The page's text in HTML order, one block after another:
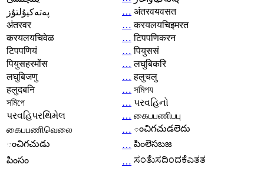
پەتەكيۇلتۇز
… अंतरवयवसत
अंतरवर
… करयलयचिइमरत
करयलयचिवेळ
… टिपपणिकरन
टिपपणियं
… पियुससं
पियुसहरमोंस
… लघुबिकरि
लघुबिजणु
… हलुचलु
हलुदबनि
… সমিপয
সমিপে
… પરવહિનો
પરવહિપરથિમેલ
… கைபபணிபபு
கைபபணிவெலை
… ంచిగచుడలెదు
ంచిగచుడు
… పింలెసబజ
పింసం
… ಸಂತೆುಸದಿಂದಕೆಎತತ